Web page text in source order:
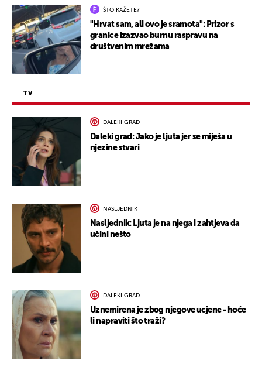
ŠTO KAŽETE?
"Hrvat sam, ali ovo je sramota": Prizor s
granice izazvao burnu raspravu na
društvenim mrežama
TV
DALEKI GRAD
Daleki grad: Jako je ljuta jer se miješa u
njezine stvari
NASLJEDNIK
Nasljednik: Ljuta je na njega i zahtjeva da
učini nešto
DALEKI GRAD
Uznemirena je zbog njegove ucjene - hoće
li napraviti što traži?